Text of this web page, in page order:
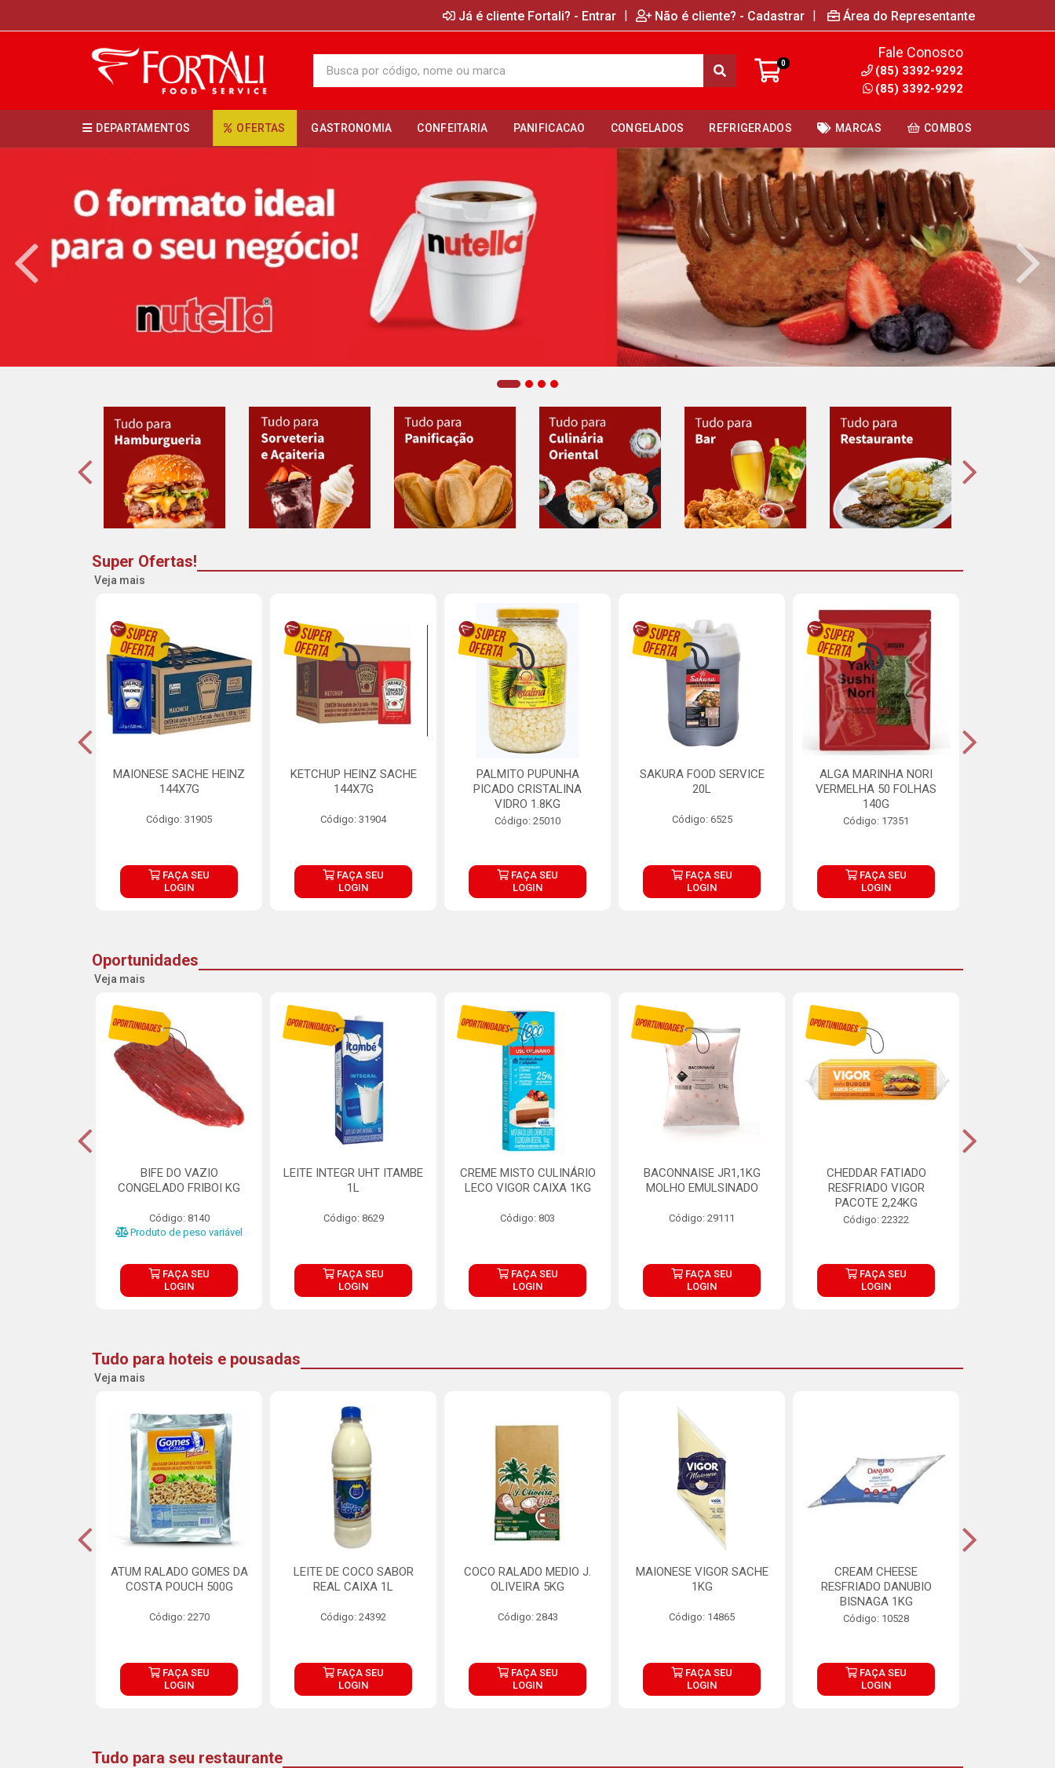
Já é cliente Fortali? - Entrar | Não é cliente? - Cadastrar | Área do Representante
0
Fale Conosco
(85) 3392-9292
(85) 3392-9292
DEPARTAMENTOS OFERTAS GASTRONOMIA CONFEITARIA PANIFICACAO CONGELADOS REFRIGERADOS MARCAS COMBOS
Super Ofertas!
Veja mais
MAIONESE SACHE HEINZ
144X7G
Código: 31905
FAÇA SEU
LOGIN
KETCHUP HEINZ SACHE
144X7G
Código: 31904
FAÇA SEU
LOGIN
PALMITO PUPUNHA
PICADO CRISTALINA
VIDRO 1.8KG
Código: 25010
FAÇA SEU
LOGIN
SAKURA FOOD SERVICE
20L
Código: 6525
FAÇA SEU
LOGIN
ALGA MARINHA NORI
VERMELHA 50 FOLHAS
140G
Código: 17351
FAÇA SEU
LOGIN
Oportunidades
Veja mais
BIFE DO VAZIO
CONGELADO FRIBOI KG
Código: 8140
Produto de peso variável
FAÇA SEU
LOGIN
LEITE INTEGR UHT ITAMBE
1L
Código: 8629
FAÇA SEU
LOGIN
CREME MISTO CULINÁRIO
LECO VIGOR CAIXA 1KG
Código: 803
FAÇA SEU
LOGIN
BACONNAISE JR1,1KG
MOLHO EMULSINADO
Código: 29111
FAÇA SEU
LOGIN
CHEDDAR FATIADO
RESFRIADO VIGOR
PACOTE 2,24KG
Código: 22322
FAÇA SEU
LOGIN
Tudo para hoteis e pousadas
Veja mais
ATUM RALADO GOMES DA
COSTA POUCH 500G
Código: 2270
FAÇA SEU
LOGIN
LEITE DE COCO SABOR
REAL CAIXA 1L
Código: 24392
FAÇA SEU
LOGIN
COCO RALADO MEDIO J.
OLIVEIRA 5KG
Código: 2843
FAÇA SEU
LOGIN
MAIONESE VIGOR SACHE
1KG
Código: 14865
FAÇA SEU
LOGIN
CREAM CHEESE
RESFRIADO DANUBIO
BISNAGA 1KG
Código: 10528
FAÇA SEU
LOGIN
Tudo para seu restaurante